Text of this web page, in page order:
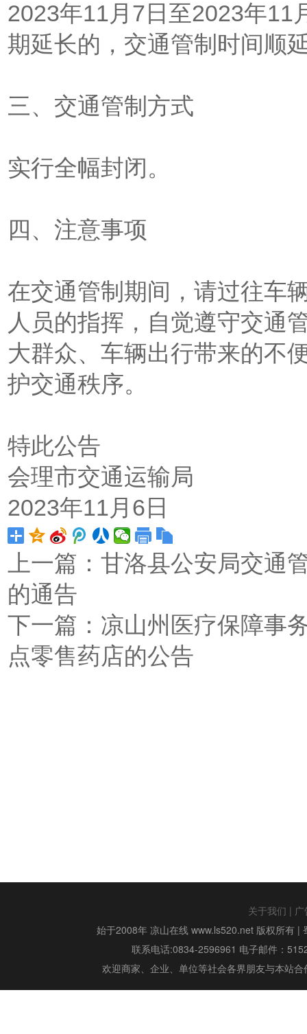
2023年11月7日至2023年11
期延长的，交通管制时间顺
三、交通管制方式
实行全幅封闭。
四、注意事项
在交通管制期间，请过往车
人员的指挥，自觉遵守交通
大群众、车辆出行带来的不
护交通秩序。
特此公告
会理市交通运输局
2023年11月6日
上一篇： 甘洛县公安局交通
的通告
下一篇： 凉山州医疗保障事
点零售药店的公告
关于我们 |
始于2008年 凉山在线 www.ls520.net 版权所有
联系电话:0834-2596961 电子邮件：
欢迎商家、企业、单位等社会各界朋友与本站